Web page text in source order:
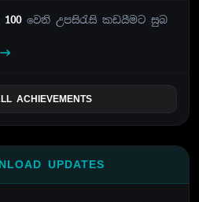
100වෙනි උපසිරැසි කඩයීමට සුබ
ACHIEVEMENTS
UPDATES